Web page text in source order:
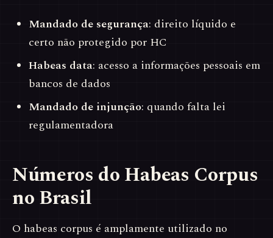
Mandado de segurança: direito líquido e
certo não protegido por HC
Habeas data: acesso a informações pessoais em
bancos de dados
Mandado de injunção: quando falta lei
regulamentadora
Números do Habeas Corpus
no Brasil
O habeas corpus é amplamente utilizado no